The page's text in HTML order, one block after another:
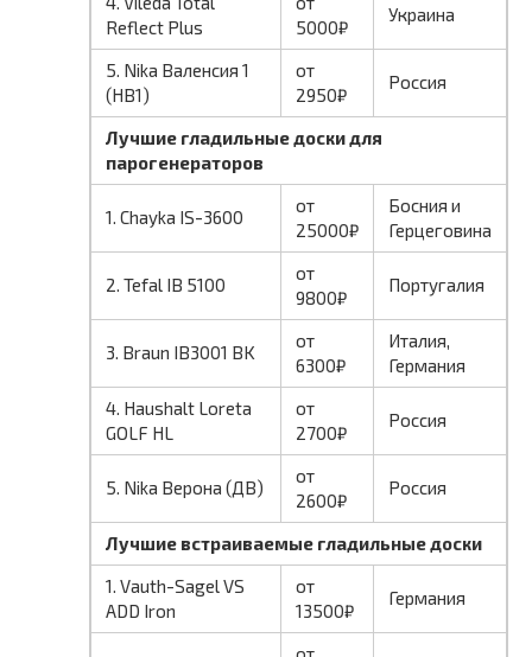
Reflect Plus
5000₽
Украина
5. Nika Валенсия 1
(НВ1)
от
2950₽
Россия
Лучшие гладильные доски для
парогенераторов
1. Chayka IS-3600
от
25000₽
Босния и
Герцеговина
2. Tefal IB 5100
от
9800₽
Португалия
3. Braun IB3001 BK
от
6300₽
Италия,
Германия
4. Haushalt Loreta
GOLF HL
от
2700₽
Россия
5. Nika Верона (ДВ)
от
2600₽
Россия
Лучшие встраиваемые гладильные доски
1. Vauth-Sagel VS
ADD Iron
от
13500₽
Германия